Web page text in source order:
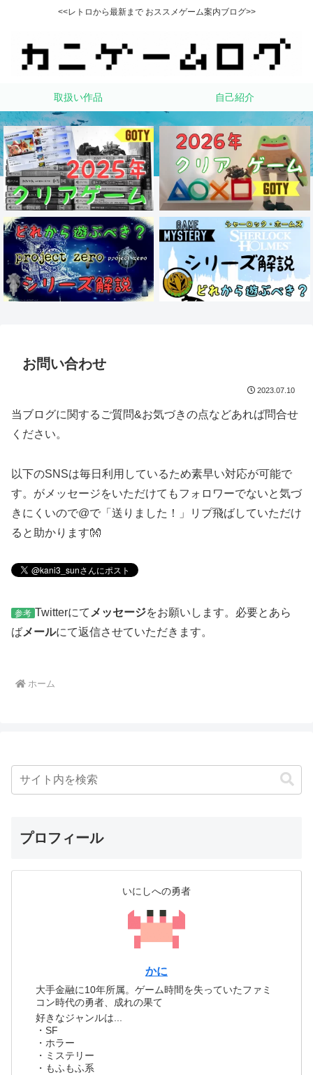
<<レトロから最新まで おススメゲーム案内ブログ>>
取扱い作品 自己紹介
お問い合わせ
2023.07.10
当ブログに関するご質問&お気づきの点などあれば問合せ
ください。
以下のSNSは毎日利用しているため素早い対応が可能で
す。がメッセージをいただけてもフォロワーでないと気づ
きにくいので@で「送りました！」リプ飛ばしていただけ
ると助かります👐
参考 Twitterにて メッセージをお願いします。必要とあら
ばメールにて返信させていただきます。
ホーム
プロフィール
いにしへの勇者
かに
大手金融に10年所属。ゲーム時間を失っていたファミ
コン時代の勇者、成れの果て
好きなジャンルは...
・SF
・ホラー
・ミステリー
・もふもふ系